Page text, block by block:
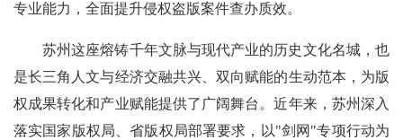
专业能力，全面提升侵权盗版案件查办质效。
苏州这座熔铸千年文脉与现代产业的历史文化名城，也
是长三角人文与经济交融共兴、双向赋能的生动范本，为版
权成果转化和产业赋能提供了广阔舞台。近年来，苏州深入
落实国家版权局、省版权局部署要求，以"剑网"专项行动为